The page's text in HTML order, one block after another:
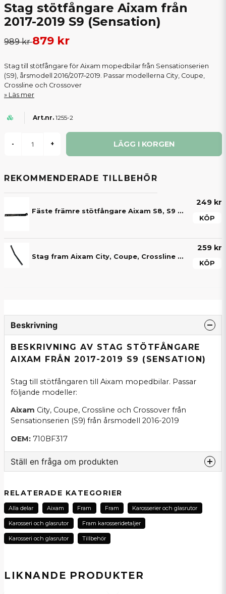
Stag stötfångare Aixam från
2017-2019 S9 (Sensation)
989 kr879 kr
Stag till stötfångare för Aixam mopedbilar från Sensationserien
(S9), årsmodell 2016/2017–2019. Passar modellerna City, Coupe,
Crossline och Crossover
Läs mer
1255-2
- + LÄGG I KORGEN
REKOMMENDERADE TILLBEHÖR
Fäste främre stötfångare Aixam S8, S9 2016-2023
249 kr
KÖP
Stag fram Aixam City, Coupe, Crossline & Crossover 2016-2022
259 kr
KÖP
LIKNANDE PRODUKTER
Beskrivning
BESKRIVNING AV STAG STÖTFÅNGARE
AIXAM FRÅN 2017-2019 S9 (SENSATION)
Stag till stötfångaren till Aixam mopedbilar. Passar
följande modeller:
Aixam City, Coupe, Crossline och Crossover från
Sensationserien (S9) från årsmodell 2016-2019
OEM: 710BF317
Ställ en fråga om produkten
Fråga oss om denna produkt...
name
Namn
email
RELATERADE KATEGORIER
Alla delar Aixam Fram Fram Karosserier och glasrutor
Karosseri och glasrutor Fram karosseridetaljer
Karosseri och glasrutor Tillbehör